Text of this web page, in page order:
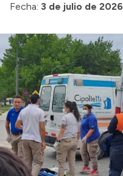
Fecha: 3 de julio de 2026